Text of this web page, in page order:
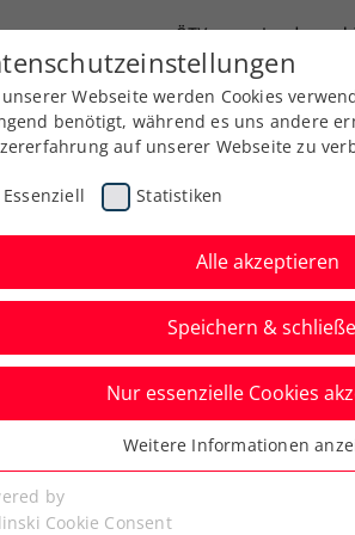
ÖTV
Ausbildung Services
Schafhauser
(NÖTV)
live
Webseite werden Cookies
benötigt, während es uns andere
auf unserer Webseite zu
Essenziell Statistiken
Alle akzeptieren
Speichern &
Nur essenzielle Cookies
Cookies werden für
benötigt. Dadurch ist gewährleistet,
Weitere Informationen
by
Cookie Consent